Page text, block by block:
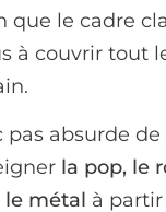
que le cadre
à couvrir tout
pas absurde
la pop, le
le métal à partir